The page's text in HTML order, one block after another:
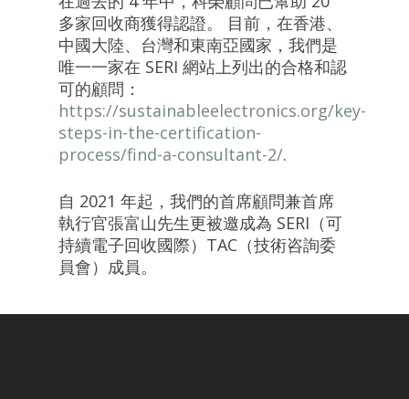
多家回收商獲得認證。 目前，在香港、
中國大陸、台灣和東南亞國家，我們是
唯一一家在 SERI 網站上列出的合格和認
可的顧問：
https://sustainableelectronics.org/key-
steps-in-the-certification-
process/find-a-consultant-2/.
自 2021 年起，我們的首席顧問兼首席
執行官張富山先生更被邀成為 SERI（可
持續電子回收國際）TAC（技術咨詢委
員會）成員。